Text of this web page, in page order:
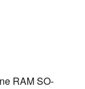
RAM SO-